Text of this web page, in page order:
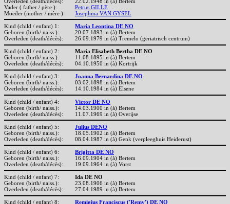
Vader ( father / père ):
Petrus GILLE
Moeder (mother / mère ):
Josephina VAN GYSEL
Kind (child / enfant) 1:
Maria Leontina DE NO
Geboren (birth/ naiss.):
20.07.1893 in (à) Bertem
Overleden (death/décès):
26.09.1979 in (à) Tremelo (geriatrisch centrum)
Kind (child / enfant) 2:
Maria Elisabeth Bertha DE NO
Geboren (birth/ naiss.):
11.08.1895 in (à) Bertem
Overleden (death/décès):
04.10.1950 in (à) Kortrijk
Kind (child / enfant) 3:
Joanna Bernardina DE NO
Geboren (birth/ naiss.):
03.02.1898 in (à) Bertem
Overleden (death/décès):
14.10.1984 in (à) Elsene
Kind (child / enfant) 4:
Victor DE NO
Geboren (birth/ naiss.):
14.03.1900 in (à) Bertem
Overleden (death/décès):
11.07.1969 in (à) Overijse
Kind (child / enfant) 5:
Julius DENO
Geboren (birth/ naiss.):
18.05.1902 in (à) Bertem
Overleden (death/décès):
08.04.1987 in (à) Genk (verpleeghuis Heiderust)
Kind (child / enfant) 6:
Brigitta DE NO
Geboren (birth/ naiss.):
16.09.1904 in (à) Bertem
Overleden (death/décès):
19.09.1964 in (à) Vorst
Kind (child / enfant) 7:
Ida DE NO
Geboren (birth/ naiss.):
23.08.1906 in (à) Bertem
Overleden (death/décès):
27.04.1989 in (à) Bertem
Kind (child / enfant) 8: Remigius Franciscus ('Remy') DE NO